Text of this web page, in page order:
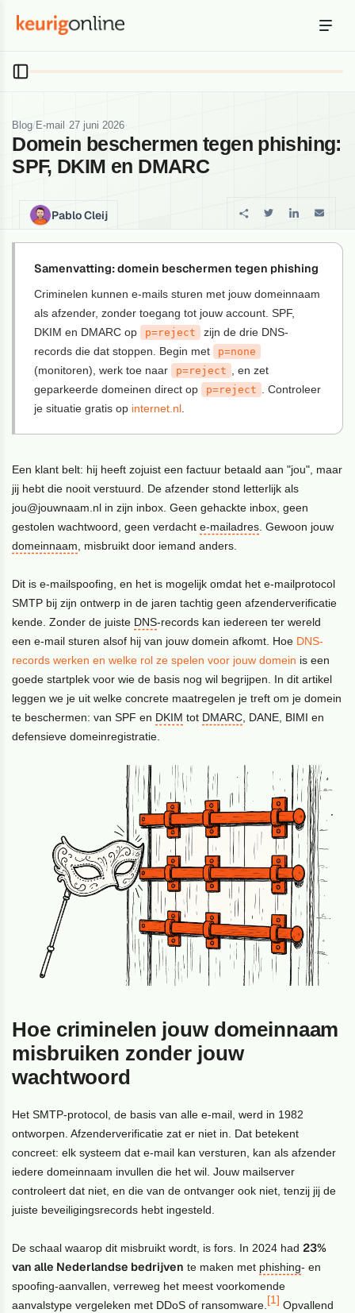
Domeinnaam
Registreer je domein
Support & kennisbank
Blog & tools
Webmail
Je mail bekijken in een online omgeving
Blog/E-mail ·27 juni 2026·
Domein beschermen tegen phishing:
SPF, DKIM en DMARC
Pablo Cleij
Samenvatting: domein beschermen tegen phishing
Criminelen kunnen e-mails sturen met jouw domeinnaam
als afzender, zonder toegang tot jouw account. SPF,
DKIM en DMARC op
p=reject
zijn de drie DNS-
records die dat stoppen. Begin met
p=none
(monitoren), werk toe naar p=reject
, en zet
geparkeerde domeinen direct op
p=reject
. Controleer
je situatie gratis op internet.nl
Een klant belt: hij heeft zojuist een factuur betaald aan "jou", maar
jij hebt die nooit verstuurd. De afzender stond letterlijk als
jou@jouwnaam.nl in zijn inbox. Geen gehackte inbox, geen
gestolen wachtwoord, geen verdachte-mailadres . Gewoon jouw
domeinnaam , misbruikt door iemand anders.
Dit is e-mailspoofing, en het is mogelijk omdat het e-mailprotocol
SMTP bij zijn ontwerp in de jaren tachtig geen afzenderverificatie
kende. Zonder de juiste DNS-records kan iedereen ter wereld
een e-mail sturen alsof hij van jouw domein afkomt. Hoe DNS-
records werken en welke rol ze spelen voor jouw domein is een
goede startplek voor wie de basis nog wil begrijpen. In dit artikel
leggen we je uit welke concrete maatregelen je treft om je domein
te beschermen: van SPF en DKIM tot DMARC , DANE, BIMI en
defensieve domeinregistratie.
Hoe criminelen jouw domeinnaam
misbruiken zonder jouw
wachtwoord
Het SMTP-protocol, de basis van alle e-mail, werd in 1982
ontworpen. Afzenderverificatie zat er niet in. Dat betekent
concreet: elk systeem dat e-mail kan versturen, kan als afzender
iedere domeinnaam invullen die het wil. Jouw mailserver
controleert dat niet, en die van de ontvanger ook niet, tenzij jij de
juiste beveiligingsrecords hebt ingesteld.
De schaal waarop dit misbruikt wordt, is fors. In 2024 had23%
van alle Nederlandse bedrijven te maken met phishing- en
spoofing-aanvallen, verreweg het meest voorkomende
aanvalstype vergeleken met DDoS of ransomware.[1] Opvallend